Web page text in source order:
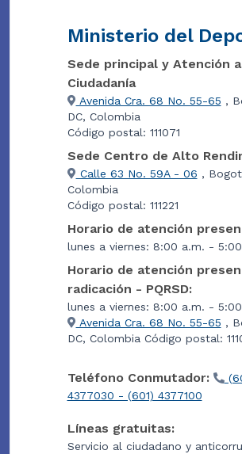
Ministerio del
Sede principal y Atención
Ciudadanía
Avenida Cra. 68 No. 55-65 ,
DC, Colombia
Código postal: 111071
Sede Centro de Alto
Calle 63 No. 59A - 06 ,
Colombia
Código postal: 111221
Horario de atención
lunes a viernes: 8:00 a.m. -
Horario de atención
radicación - PQRSD:
lunes a viernes: 8:00 a.m. -
Avenida Cra. 68 No. 55-65 ,
DC, Colombia Código postal:
Teléfono Conmutador:
4377030 - (601) 4377100
Líneas gratuitas:
Servicio al ciudadano y